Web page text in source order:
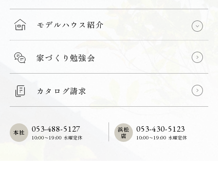
モデルハウス紹介
家づくり勉強会
カタログ請求
053-488-5127
10:00〜19:00 水曜定休
本社 053-430-5123
10:00〜19:00 水曜定休
浜松
店